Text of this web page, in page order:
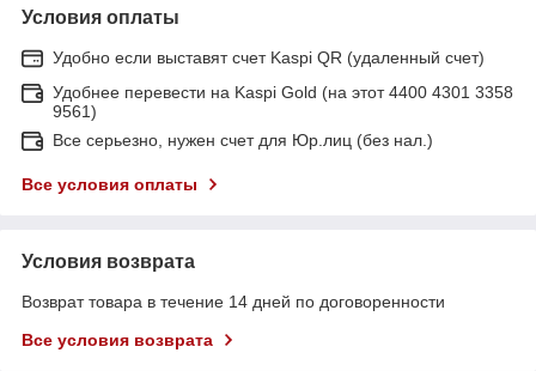
Условия оплаты
Удобно если выставят счет Kaspi QR (удаленный счет)
Удобнее перевести на Kaspi Gold (на этот 4400 4301 3358
9561)
Все серьезно, нужен счет для Юр.лиц (без нал.)
Все условия оплаты
Условия возврата
Возврат товара в течение 14 дней по договоренности
Все условия возврата